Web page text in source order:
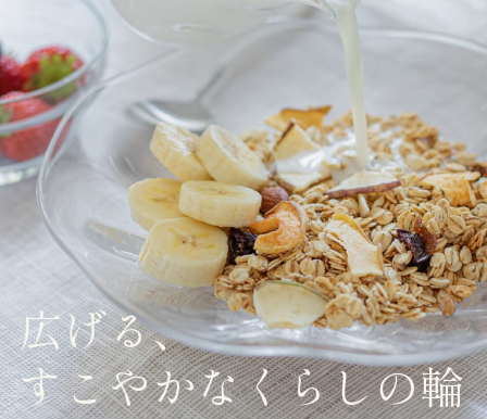
くらすわとは
お知らせ
店舗一覧
広げる、
すこやかなくらしの輪